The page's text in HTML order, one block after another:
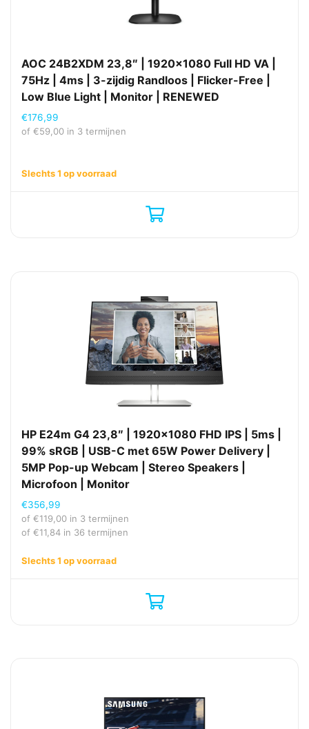
AOC 24B2XDM 23,8″ | 1920×1080 Full HD VA |
75Hz | 4ms | 3-zijdig Randloos | Flicker-Free |
Low Blue Light | Monitor | RENEWED
€176,99
of €59,00 in 3 termijnen
Slechts 1 op voorraad
HP E24m G4 23,8″ | 1920×1080 FHD IPS | 5ms |
99% sRGB | USB-C met 65W Power Delivery |
5MP Pop-up Webcam | Stereo Speakers |
Microfoon | Monitor
€356,99
of €119,00 in 3 termijnen
of €11,84 in 36 termijnen
Slechts 1 op voorraad